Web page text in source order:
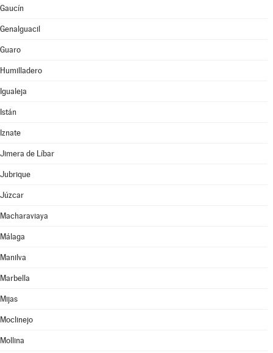
Gaucín
Genalguacil
Guaro
Humilladero
Igualeja
Istán
Iznate
Jimera de Líbar
Jubrique
Júzcar
Macharaviaya
Málaga
Manilva
Marbella
Mijas
Moclinejo
Mollina